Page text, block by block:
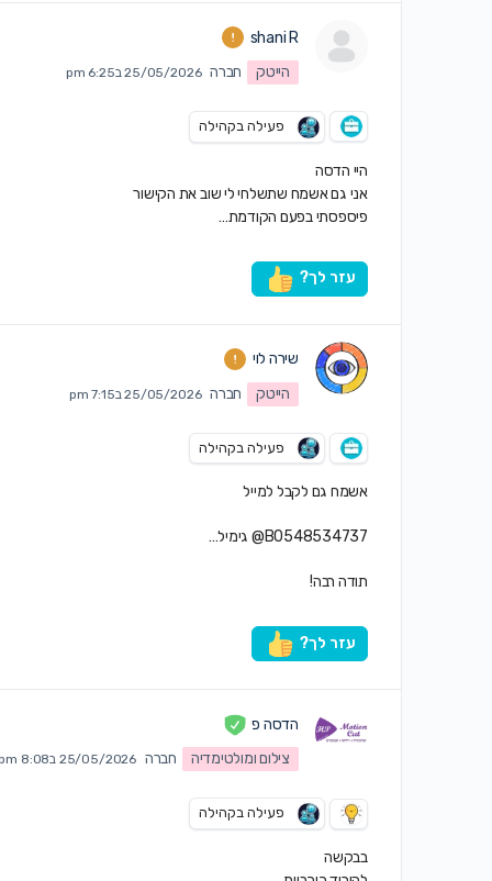
shani R
הייטק
חברה 25/05/2026 ב6:25 pm
פעילה בקהילה
היי הדסה
אני גם אשמח שתשלחי לי שוב את הקישור
פיספסתי בפעם הקודמת…
עזר לך?
שירה לוי
הייטק
חברה 25/05/2026 ב7:15 pm
פעילה בקהילה
אשמח גם לקבל למייל
B0548534737@ גימיל…
תודה רבה!
עזר לך?
הדסה פ
צילום ומולטימדיה
חברה 25/05/2026 ב8:08 pm
פעילה בקהילה
בבקשה